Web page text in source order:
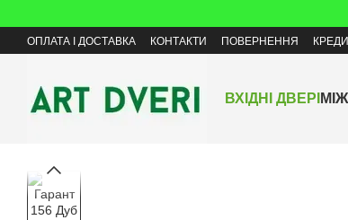
ОПЛАТА І ДОСТАВКА КОНТАКТИ ПОВЕРНЕННЯ
ВХІДНІ ДВЕРІ